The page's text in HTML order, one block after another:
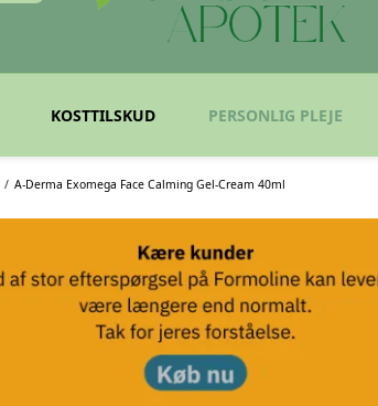
KOSTTILSKUD PERSONLIG PLEJE
/ A-Derma Exomega Face Calming Gel-Cream 40ml